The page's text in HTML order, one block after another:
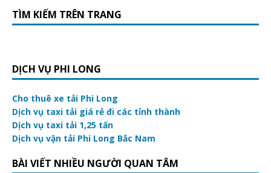
TÌM KIẾM TRÊN TRANG
DỊCH VỤ PHI LONG
Cho thuê xe tải Phi Long
Dịch vụ taxi tải giá rẻ đi các tỉnh thành
Dịch vụ taxi tải 1,25 tấn
Dịch vụ vận tải Phi Long Bắc Nam
BÀI VIẾT NHIỀU NGƯỜI QUAN TÂM